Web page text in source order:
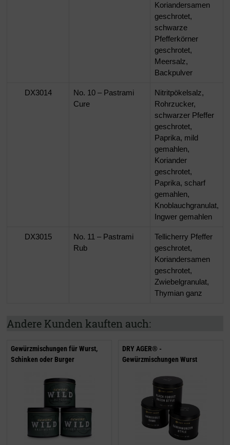
Koriandersamen
geschrotet,
schwarze
Pfefferkörner
geschrotet,
Meersalz,
Backpulver
DX3014
No. 10 – Pastrami
Cure
Nitritpökelsalz,
Rohrzucker,
schwarzer Pfeffer
geschrotet,
Paprika, mild
gemahlen,
Koriander
geschrotet,
Paprika, scharf
gemahlen,
Knoblauchgranulat,
Ingwer gemahlen
DX3015
No. 11 – Pastrami
Rub
Tellicherry Pfeffer
geschrotet,
Koriandersamen
geschrotet,
Zwiebelgranulat,
Thymian ganz
Andere Kunden kauften auch:
Gewürzmischungen für Wurst,
Schinken oder Burger
DRY AGER® -
Gewürzmischungen Wurst